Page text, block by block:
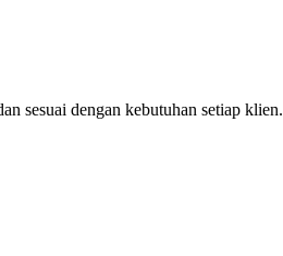
sesuai dengan kebutuhan setiap klien.